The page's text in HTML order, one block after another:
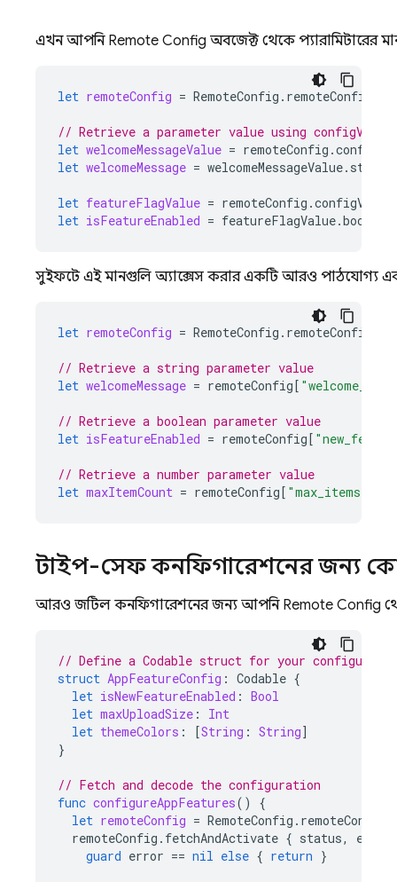
এখন আপনি Remote Config অবজেক্ট থেকে প্যারামিটারের
let remoteConfig = RemoteConfig . remoteConfig
// Retrieve a parameter value using
let welcomeMessageValue = remoteConfig .
let welcomeMessage = welcomeMessageValue.
let featureFlagValue = remoteConfig .configValue
let isFeatureEnabled = featureFlagValue.
সুইফটে এই মানগুলি অ্যাক্সেস করার একটি আরও পাঠযোগ্য
let remoteConfig = RemoteConfig . remoteConfig
// Retrieve a string parameter value
let welcomeMessage = remoteConfig[
// Retrieve a boolean parameter value
let isFeatureEnabled = remoteConfig[
// Retrieve a number parameter value
let maxItemCount = remoteConfig[ "max_items"
টাইপ-সেফ কনফিগারেশনের জন্য
আরও জটিল কনফিগারেশনের জন্য, আপনি Remote Config
// Define a Codable struct for your
struct AppFeatureConfig : Codable {
let isNewFeatureEnabled : Bool
let maxUploadSize :
Int
let themeColors : [String : String]
}
// Fetch and decode the configuration
func configureAppFeatures()
{
let remoteConfig = RemoteConfig . remoteConfig
remoteConfig . fetchAndActivate { status,
error
guard error == nil else { return }